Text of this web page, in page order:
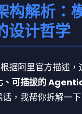
解析：
设计哲学
据阿里官方描述，
、可插拔的
话，我帮你拆解一